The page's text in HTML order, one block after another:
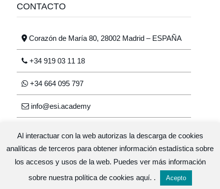
CONTACTO
Corazón de María 80, 28002 Madrid – ESPAÑA
+34 919 03 11 18
+34 664 095 797
info@esi.academy
Escuela de salud integrativa © 2026 · Diseño y
desarrollo GlopDesign
Al interactuar con la web autorizas la descarga de cookies
analíticas de terceros para obtener información estadística sobre
los accesos y usos de la web. Puedes ver más información
sobre nuestra política de cookies aquí. . Acepto